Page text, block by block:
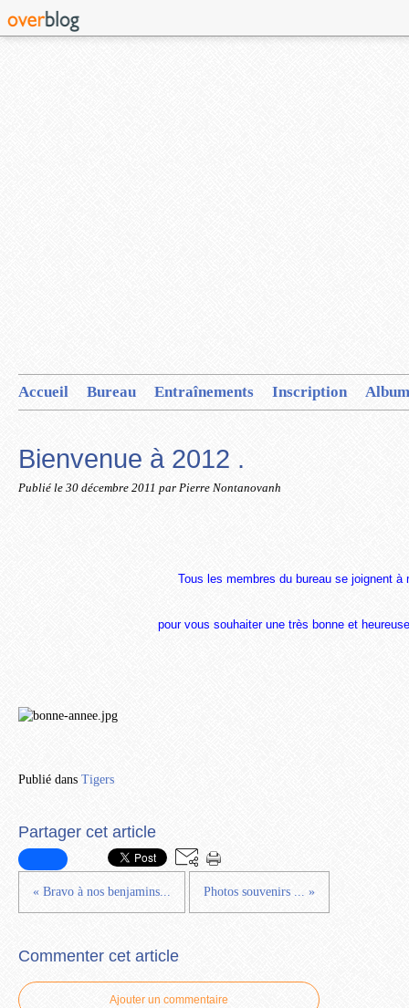
Accueil Bureau Entraînements Inscription
Bienvenue à 2012 .
Publié le 30 décembre 2011 par Pierre Nontanovanh
Tous les membres du bureau se joignent à
pour vous souhaiter une très bonne et
Publié dans Tigers
Partager cet article
« Bravo à nos benjamins... Photos souvenirs ... »
Commenter cet article
Ajouter un commentaire